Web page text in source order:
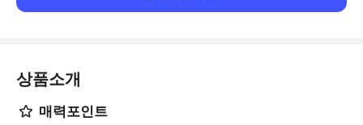
상품소개
매력포인트